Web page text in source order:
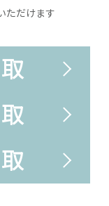
ただけます